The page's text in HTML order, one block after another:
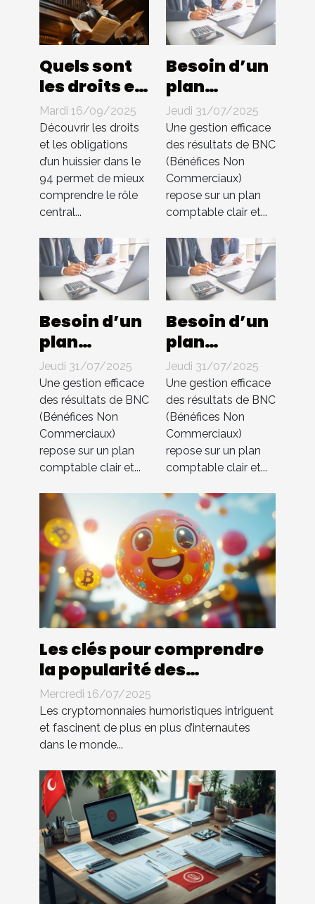
Quels sont
les droits et
les
obligations
d'un
huissier
dans le 94 ?
Mardi 16/09/2025
Découvrir les droits
et les obligations
d’un huissier dans le
94 permet de mieux
comprendre le rôle
central...
Besoin d’un
plan
comptable
pour BNC ?
Compta 4
You
s’occupe de
tout !
Jeudi 31/07/2025
Une gestion efficace
des résultats de BNC
(Bénéfices Non
Commerciaux)
repose sur un plan
comptable clair et...
Besoin d’un
plan
comptable
pour BNC ?
Compta 4
You
s’occupe de
tout !
Jeudi 31/07/2025
Une gestion efficace
des résultats de BNC
(Bénéfices Non
Commerciaux)
repose sur un plan
comptable clair et...
Besoin d’un
plan
comptable
pour BNC ?
Compta 4
You
s’occupe de
tout !
Jeudi 31/07/2025
Une gestion efficace
des résultats de BNC
(Bénéfices Non
Commerciaux)
repose sur un plan
comptable clair et...
Les clés pour comprendre
la popularité des
cryptomonnaies
humoristiques
Mercredi 16/07/2025
Les cryptomonnaies humoristiques intriguent
et fascinent de plus en plus d’internautes
dans le monde...